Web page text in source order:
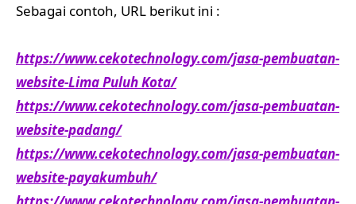
Sebagai contoh, URL berikut ini :
https://www.cekotechnology.com/jasa-pembuatan-
website-Lima Puluh Kota/
https://www.cekotechnology.com/jasa-pembuatan-
website-padang/
https://www.cekotechnology.com/jasa-pembuatan-
website-payakumbuh/